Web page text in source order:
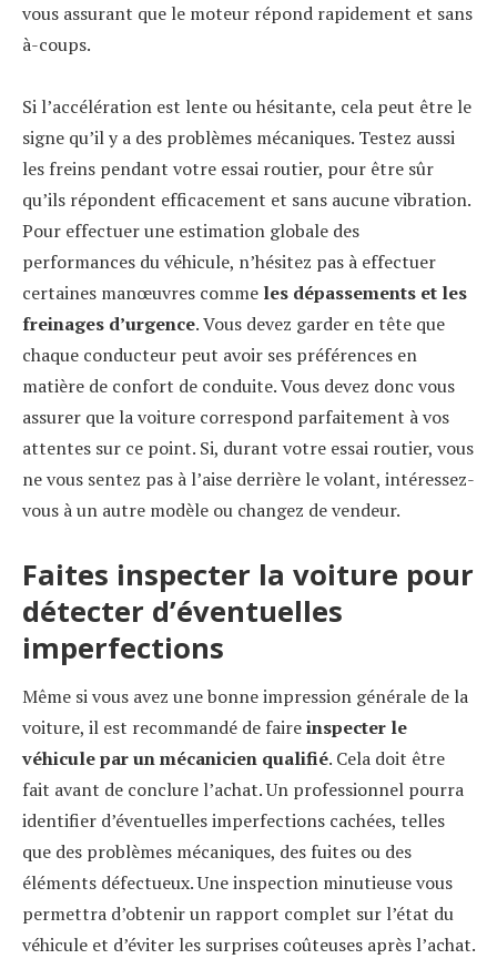
vous assurant que le moteur répond rapidement et sans
à-coups.
Si l’accélération est lente ou hésitante, cela peut être le
signe qu’il y a des problèmes mécaniques. Testez aussi
les freins pendant votre essai routier, pour être sûr
qu’ils répondent efficacement et sans aucune vibration.
Pour effectuer une estimation globale des
performances du véhicule, n’hésitez pas à effectuer
certaines manœuvres comme les dépassements et les
freinages d’urgence. Vous devez garder en tête que
chaque conducteur peut avoir ses préférences en
matière de confort de conduite. Vous devez donc vous
assurer que la voiture correspond parfaitement à vos
attentes sur ce point. Si, durant votre essai routier, vous
ne vous sentez pas à l’aise derrière le volant, intéressez-
vous à un autre modèle ou changez de vendeur.
Faites inspecter la voiture pour
détecter d’éventuelles
imperfections
Même si vous avez une bonne impression générale de la
voiture, il est recommandé de faireinspecter le
véhicule par unmécanicien qualifié. Cela doit être
fait avant de conclure l’achat. Un professionnel pourra
identifier d’éventuelles imperfections cachées, telles
que des problèmes mécaniques, des fuites ou des
éléments défectueux. Une inspection minutieuse vous
permettra d’obtenir un rapport complet sur l’état du
véhicule et d’éviter les surprises coûteuses après l’achat.